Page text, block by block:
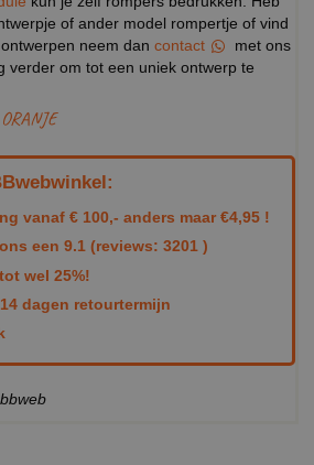
of ander model rompertje of vind
neem dan contact
met ons
verder om tot een uniek ontwerp te
ORANJE
vanaf € 100,- anders maar €4,95 !
een 9.1 (reviews: 3201 )
wel 25%!
dagen retourtermijn